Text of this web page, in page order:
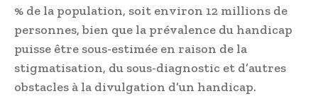
% de la population, soit environ 12 millions de
personnes, bien que la prévalence du handicap
puisse être sous-estimée en raison de la
stigmatisation, du sous-diagnostic et d’autres
obstacles à la divulgation d’un handicap.